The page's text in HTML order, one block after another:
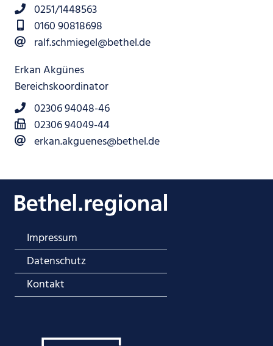
0251/1448563
0160 90818698
ralf.schmiegel@bethel.de
Erkan Akgünes
Bereichskoordinator
02306 94048-46
02306 94049-44
erkan.akguenes@bethel.de
Impressum
Datenschutz
Kontakt